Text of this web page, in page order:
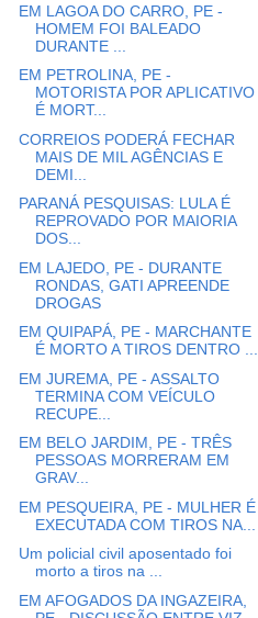
EM LAGOA DO CARRO, PE -
HOMEM FOI BALEADO
DURANTE ...
EM PETROLINA, PE -
MOTORISTA POR APLICATIVO
É MORT...
CORREIOS PODERÁ FECHAR
MAIS DE MIL AGÊNCIAS E
DEMI...
PARANÁ PESQUISAS: LULA É
REPROVADO POR MAIORIA
DOS...
EM LAJEDO, PE - DURANTE
RONDAS, GATI APREENDE
DROGAS
EM QUIPAPÁ, PE - MARCHANTE
É MORTO A TIROS DENTRO ...
EM JUREMA, PE - ASSALTO
TERMINA COM VEÍCULO
RECUPE...
EM BELO JARDIM, PE - TRÊS
PESSOAS MORRERAM EM
GRAV...
EM PESQUEIRA, PE - MULHER É
EXECUTADA COM TIROS NA...
Um policial civil aposentado foi
morto a tiros na ...
EM AFOGADOS DA INGAZEIRA,